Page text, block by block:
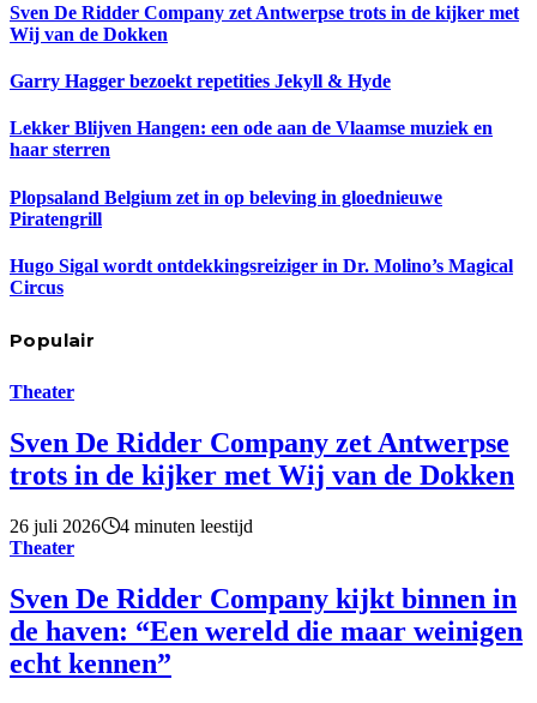
Sven De Ridder Company zet Antwerpse trots in de kijker met
Wij van de Dokken
Garry Hagger bezoekt repetities Jekyll & Hyde
Lekker Blijven Hangen: een ode aan de Vlaamse muziek en
haar sterren
Plopsaland Belgium zet in op beleving in gloednieuwe
Piratengrill
Hugo Sigal wordt ontdekkingsreiziger in Dr. Molino’s Magical
Circus
Populair
Theater
Sven De Ridder Company zet Antwerpse
trots in de kijker met Wij van de Dokken
26 juli 2026
4 minuten leestijd
Theater
Sven De Ridder Company kijkt binnen in
de haven: “Een wereld die maar weinigen
echt kennen”